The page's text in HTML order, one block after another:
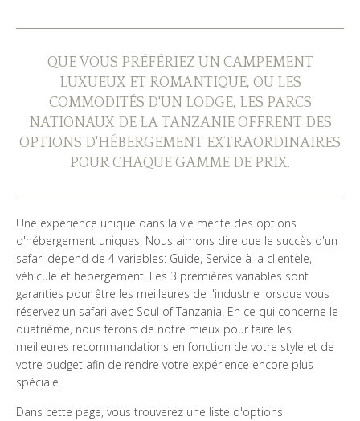
GALERIE DE PHOTOS
TÉMOIGNAGES
NOS GUIDES
CONTACTS
QUE VOUS PRÉFÉRIEZ UN CAMPEMENT
LUXUEUX ET ROMANTIQUE, OU LES
COMMODITÉS D'UN LODGE, LES PARCS
NATIONAUX DE LA TANZANIE OFFRENT DES
OPTIONS D'HÉBERGEMENT EXTRAORDINAIRES
POUR CHAQUE GAMME DE PRIX.
Une expérience unique dans la vie mérite des options
d'hébergement uniques. Nous aimons dire que le succès d'un
safari dépend de 4 variables: Guide, Service à la clientèle,
véhicule et hébergement. Les 3 premières variables sont
garanties pour être les meilleures de l'industrie lorsque vous
réservez un safari avec Soul of Tanzania. En ce qui concerne le
quatrième, nous ferons de notre mieux pour faire les
meilleures recommandations en fonction de votre style et de
votre budget afin de rendre votre expérience encore plus
spéciale.
Dans cette page, vous trouverez une liste d'options